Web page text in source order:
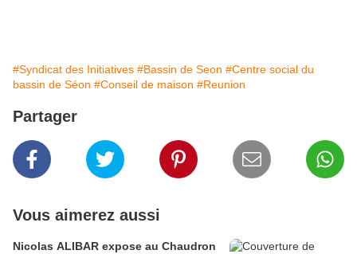
#Syndicat des Initiatives #Bassin de Seon #Centre social du
bassin de Séon #Conseil de maison #Reunion
Partager
Vous aimerez aussi
Nicolas ALIBAR expose au Chaudron